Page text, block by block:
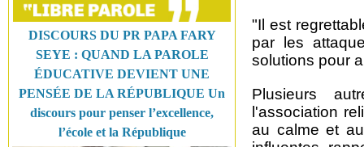
DISCOURS DU PR PAPA FARY
SEYE : QUAND LA PAROLE
ÉDUCATIVE DEVIENT UNE
PENSÉE DE LA RÉPUBLIQUE Un
discours pour penser l’excellence,
l’école et la République
"Il est
par les
solutions pour
Plusieurs
l'association
au calme et